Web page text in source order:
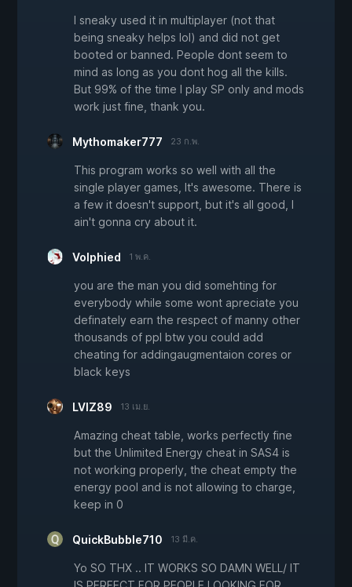
I sneaky used it in multiplayer (not that
being sneaky helps lol) and did not get
booted or banned. People dont seem to
mind as long as you dont hog all the kills.
But 99% of the time I play SP only and mods
work just fine, thank you.
Mythomaker777 23 ก.พ.
This program works so well with all the
single player games, It's awesome. There is
a few it doesn't support, but it's all good, I
ain't gonna cry about it.
Volphied 1 พ.ค.
you are the man you did somehting for
everybody while some wont apreciate you
definately earn the respect of manny other
thousands of ppl btw you could add
cheating for addingaugmentaion cores or
black keys
LVIZ89 13 เม.ย.
Amazing cheat table, works perfectly fine
but the Unlimited Energy cheat in SAS4 is
not working properly, the cheat empty the
energy pool and is not allowing to charge,
keep in 0
QuickBubble710 13 มี.ค.
Yo SO THX .. IT WORKS SO DAMN WELL/ IT